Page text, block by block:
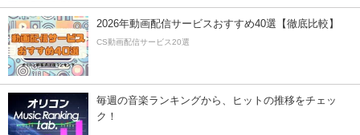
2026年動画配信サービスおすすめ40選【徹底比較】
CS動画配信サービス20選
毎週の音楽ランキングから、ヒットの推移をチェッ
ク！